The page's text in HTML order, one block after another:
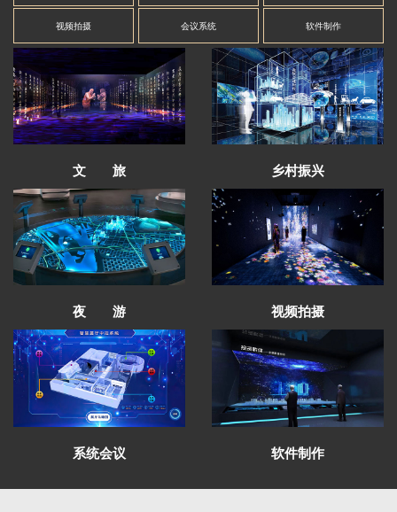
视频拍摄 会议系统 软件制作
文 旅 乡村振兴
夜 游 视频拍摄
系统会议 软件制作
红西路军在祁连纪念馆有序施工
青海卫校校史馆项目圆满完工
芳菲大地展览完成中国铁路安全警示教育馆
芳菲大地展览助力财贸学院文化建设受好评